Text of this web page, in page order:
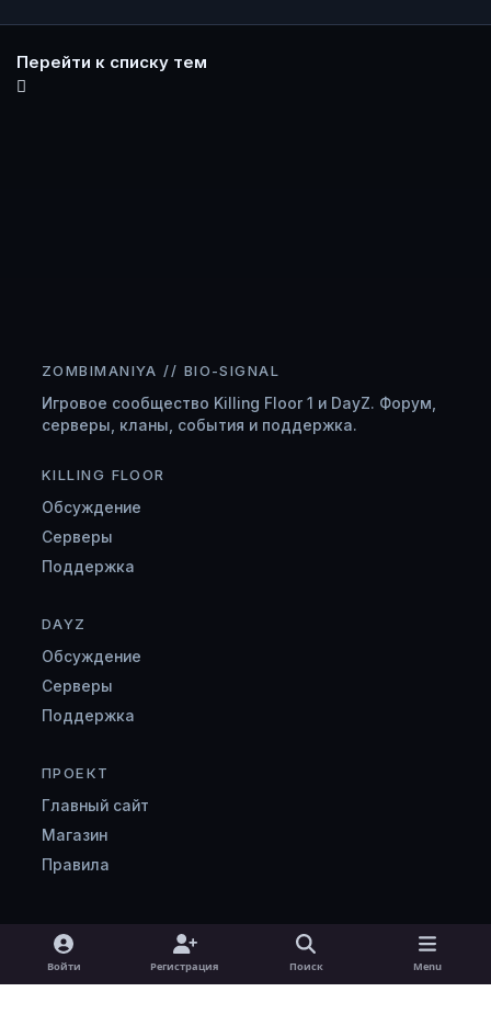
Перейти к списку тем
ZOMBIMANIYA // BIO-SIGNAL
Игровое сообщество Killing Floor 1 и DayZ. Форум,
серверы, кланы, события и поддержка.
KILLING FLOOR
Обсуждение
Серверы
Поддержка
DAYZ
Обсуждение
Серверы
Поддержка
ПРОЕКТ
Главный сайт
Магазин
Правила
Light ModeDark ModeSystem Preference
v
k
Войти Регистрация Поиск Menu